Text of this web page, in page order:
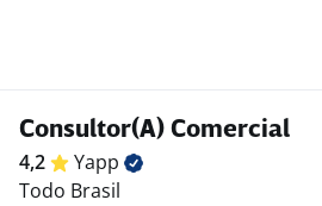
Consultor(A) Comercial
4,2
Yapp
Todo Brasil